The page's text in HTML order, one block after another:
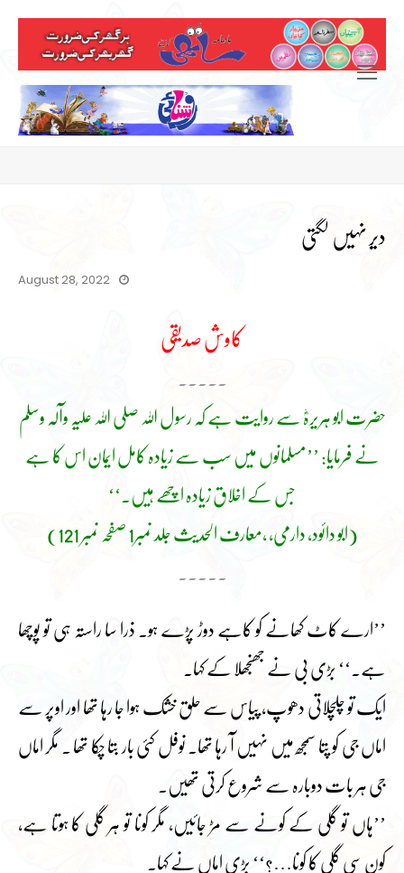
دیر نہیں لگتی
August 28, 2022
کاوش صدیقی
حضرت ابو ہریرہؓ سے روایت ہے کہ رسول اللہ صلی اللہ علیہ وآلہ وسلم
نے فرمایا: ’’مسلمانوں میں سب سے زیادہ کامل ایمان اس کا ہے
جس کے اخلاق زیادہ اچھے ہیں۔‘‘
(ابو دائود، دارمی، ،معارف الحدیث جلد نمبر1 صفحہ نمبر 121)
’’ارے کاٹ کھانے کو کاہے دوڑ پڑے ہو۔ ذرا سا راستہ ہی تو پوچھا
ہے۔‘‘ بڑی بی نے جھنجھلا کے کہا۔
ایک تو چلچلاتی دھوپ، پیاس سے حلق خشک ہوا جا رہا تھا اور اوپر سے
اماں جی کو پتا سمجھ میں نہیں آ رہا تھا۔ نوفل کئی بار بتا چکا تھا ۔ مگر اماں
جی ہر بات دوبارہ سے شروع کرتی تھیں۔
’’ہاں تو گلی کے کونے سے مڑ جائیں، مگر کونا تو ہر گلی کا ہوتا ہے،
کون سی گلی کا کونا…؟‘‘ بڑی اماں نے کہا۔